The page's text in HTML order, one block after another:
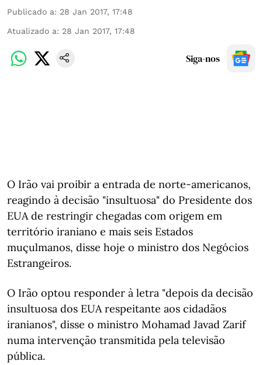
Publicado a: 28 Jan 2017, 17:48
Atualizado a: 28 Jan 2017, 17:48
Siga-nos
O Irão vai proibir a entrada de norte-americanos,
reagindo à decisão "insultuosa" do Presidente dos
EUA de restringir chegadas com origem em
território iraniano e mais seis Estados
muçulmanos, disse hoje o ministro dos Negócios
Estrangeiros.
O Irão optou responder à letra "depois da decisão
insultuosa dos EUA respeitante aos cidadãos
iranianos", disse o ministro Mohamad Javad Zarif
numa intervenção transmitida pela televisão
pública.